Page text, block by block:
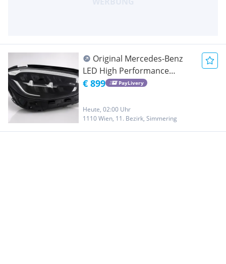
Original Mercedes-Benz
LED High Performance
Scheinwerfer - A2139069809
€ 899 PayLivery
Heute, 02:00 Uhr
1110 Wien, 11. Bezirk, Simmering